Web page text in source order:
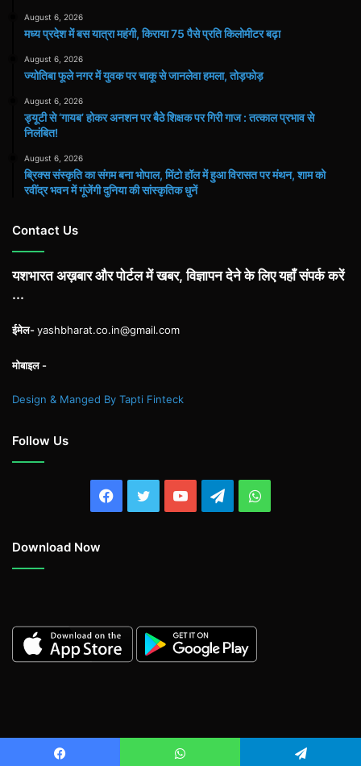
August 6, 2026
मध्य प्रदेश में बस यात्रा महंगी, किराया 75 पैसे प्रति किलोमीटर बढ़ा
August 6, 2026
ज्योतिबा फूले नगर में युवक पर चाकू से जानलेवा हमला, तोड़फोड़
August 6, 2026
ड्यूटी से ‘गायब’ होकर अनशन पर बैठे शिक्षक पर गिरी गाज : तत्काल प्रभाव से
निलंबित!
August 6, 2026
ब्रिक्स संस्कृति का संगम बना भोपाल, मिंटो हॉल में हुआ विरासत पर मंथन, शाम को
रवींद्र भवन में गूंजेंगी दुनिया की सांस्कृतिक धुनें
Contact Us
यशभारत अख़बार और पोर्टल में खबर, विज्ञापन देने के लिए यहाँ संपर्क करें
...
ईमेल-yashbharat.co.in@gmail.com
मोबाइल -
Design & Manged By Tapti Finteck
Follow Us
Facebook
TwitterYouTubeTelegramWhatsApp
Download Now